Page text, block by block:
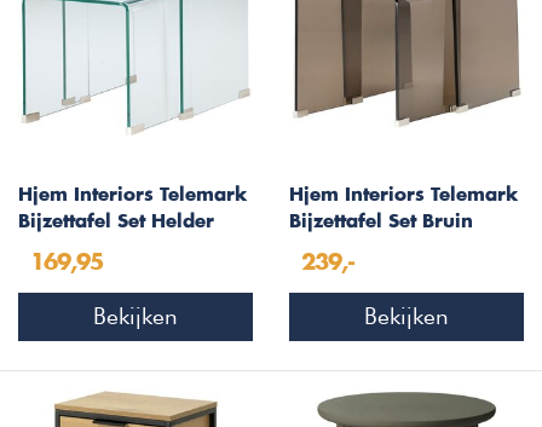
Hjem Interiors Telemark
Bijzettafel Set Helder
169,95
Bekijken
Hjem Interiors Telemark
Bijzettafel Set Bruin
239,-
Bekijken